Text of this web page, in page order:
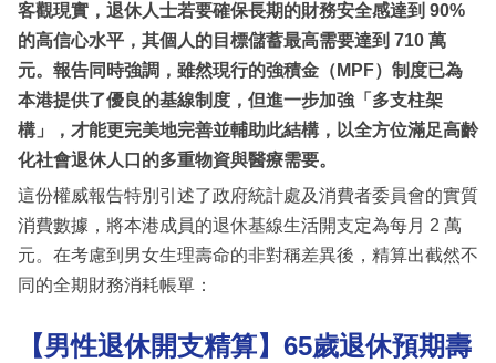
客觀現實，退休人士若要確保長期的財務安全感達到 90%
的高信心水平，其個人的目標儲蓄最高需要達到 710 萬
元。報告同時強調，雖然現行的強積金（MPF）制度已為
本港提供了優良的基線制度，但進一步加強「多支柱架
構」，才能更完美地完善並輔助此結構，以全方位滿足高齡
化社會退休人口的多重物資與醫療需要。
這份權威報告特別引述了政府統計處及消費者委員會的實質
消費數據，將本港成員的退休基線生活開支定為每月 2 萬
元。在考慮到男女生理壽命的非對稱差異後，精算出截然不
同的全期財務消耗帳單：
【男性退休開支精算】65歲退休預期壽